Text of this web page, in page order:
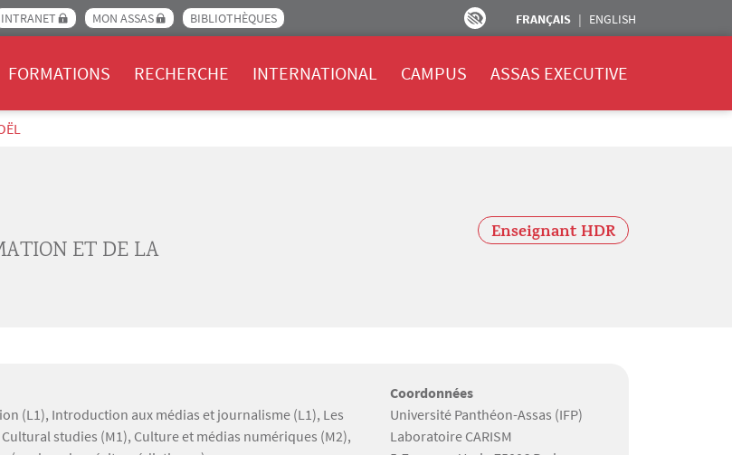
INTRANET MON ASSAS BIBLIOTHÈQUES FRANÇAIS ENGLISH
FORMATIONS RECHERCHE INTERNATIONAL CAMPUS ASSAS EXECUTIVE
ET DE LA
Enseignant HDR
(L1), Introduction aux médias et journalisme (L1), Les
studies (M1), Culture et médias numériques (M2),
Coordonnées
Université Panthéon-Assas (IFP)
Laboratoire CARISM